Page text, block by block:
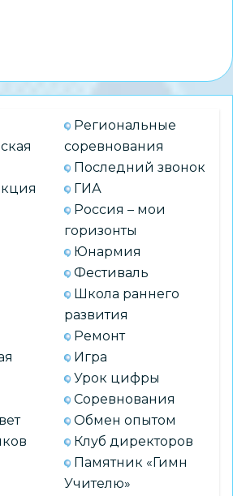
страница
Региональные
соревнования
Последний звонок
ГИА
Россия – мои
горизонты
Юнармия
Фестиваль
Школа раннего
развития
Ремонт
Игра
Урок цифры
Соревнования
Обмен опытом
Клуб директоров
Памятник «Гимн
Учителю»